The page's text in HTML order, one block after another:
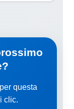
questa
clic.